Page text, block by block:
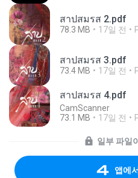
สาปสมรส 2.pdf
78.3 MB 17일 전
สาปสมรส 3.pdf
73.4 MB 17일 전
สาปสมรส 4.pdf
CamScanner
73.1 MB
17일 전
일부 파일
앱에